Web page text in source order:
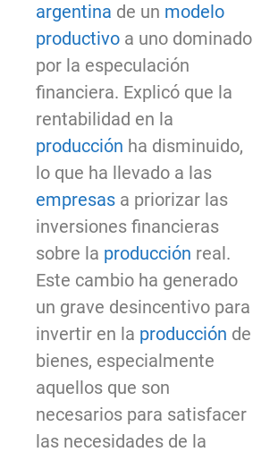
argentina de un modelo
productivo a uno dominado
por la especulación
financiera. Explicó que la
rentabilidad en la
producción ha disminuido,
lo que ha llevado a las
empresas a priorizar las
inversiones financieras
sobre la producción real.
Este cambio ha generado
un grave desincentivo para
invertir en la producción de
bienes, especialmente
aquellos que son
necesarios para satisfacer
las necesidades de la